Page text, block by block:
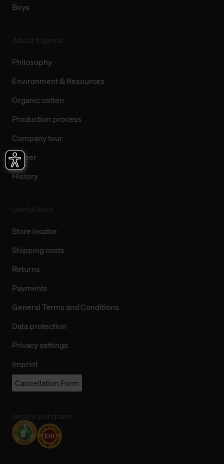
Boys
Philosophy
Environment & Resources
Organic cotten
Production process
Company tour
Career
History
Store locator
Shipping costs
Returns
Payments
General Terms and Conditions
Data protection
Privacy settings
Imprint
Cancellation Form